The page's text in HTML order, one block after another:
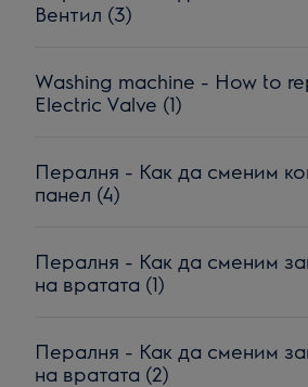
Вентил (3)
Washing machine - How to
Electric Valve (1)
Пералня - Как да сменим
панел (4)
Пералня - Как да сменим
на вратата (1)
Пералня - Как да сменим
на вратата (2)